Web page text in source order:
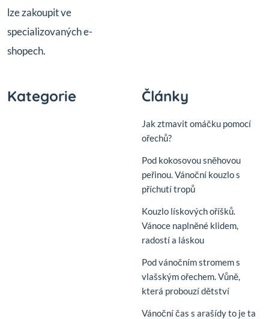
lze zakoupit ve
specializovaných e-
shopech.
Kategorie Články
Jak ztmavit omáčku pomocí
ořechů?
Pod kokosovou sněhovou
peřinou. Vánoční kouzlo s
příchutí tropů
Kouzlo lískových oříšků.
Vánoce naplněné klidem,
radostí a láskou
Pod vánočním stromem s
vlašským ořechem. Vůně,
která probouzí dětství
Vánoční čas s arašídy to je ta